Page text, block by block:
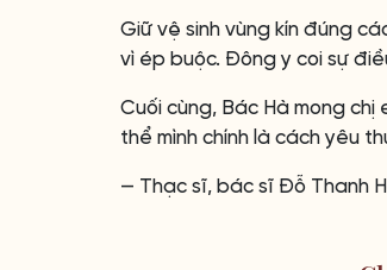
Giữ vệ sinh vùng kín đúng
vì ép buộc. Đông y coi sự
Cuối cùng, Bác Hà mong
thể mình chính là cách yêu
— Thạc sĩ, bác sĩ Đỗ Thanh